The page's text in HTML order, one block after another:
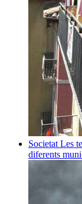
Societat Les
diferents